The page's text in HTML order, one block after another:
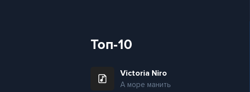
Топ-10
Victoria Niro
А море манить